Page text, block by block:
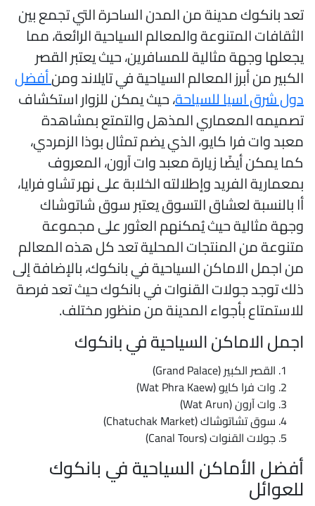
بانكوك مدينة من المدن الساحرة التي تجمع بين
المتنوعة والمعالم السياحية الرائعة، مما
وجهة مثالية للمسافرين، حيث يعتبر القصر
من أبرز المعالم السياحية في تايلاند ومنأفضل
شرق اسيا للسياحة، حيث يمكن للزوار استكشاف
المعماري المذهل والتمتع بمشاهدة
وات فرا كايو، الذي يضم تمثال بوذا الزمردي،
يمكن أيضًا زيارة معبد وات آرون، المعروف
الفريد وإطلالته الخلابة على نهر تشاو فرايا،
بالنسبة لعشاق التسوق يعتبر سوق شاتوشاك
مثالية حيث يُمكنهم العثور على مجموعة
من المنتجات المحلية تعد كل هذه المعالم
اجمل الاماكن السياحية في بانكوك، بالإضافة إلى
توجد جولات القنوات في بانكوك حيث تعد فرصة
بأجواء المدينة من منظور مختلف.
الاماكن السياحية في بانكوك
القصر الكبير (Grand Palace)
وات فرا كايو (Wat Phra Kaew)
وات آرون (Wat Arun)
سوق تشاتوشاك (Chatuchak Market)
جولات القنوات (Canal Tours)
الأماكن السياحية في بانكوك